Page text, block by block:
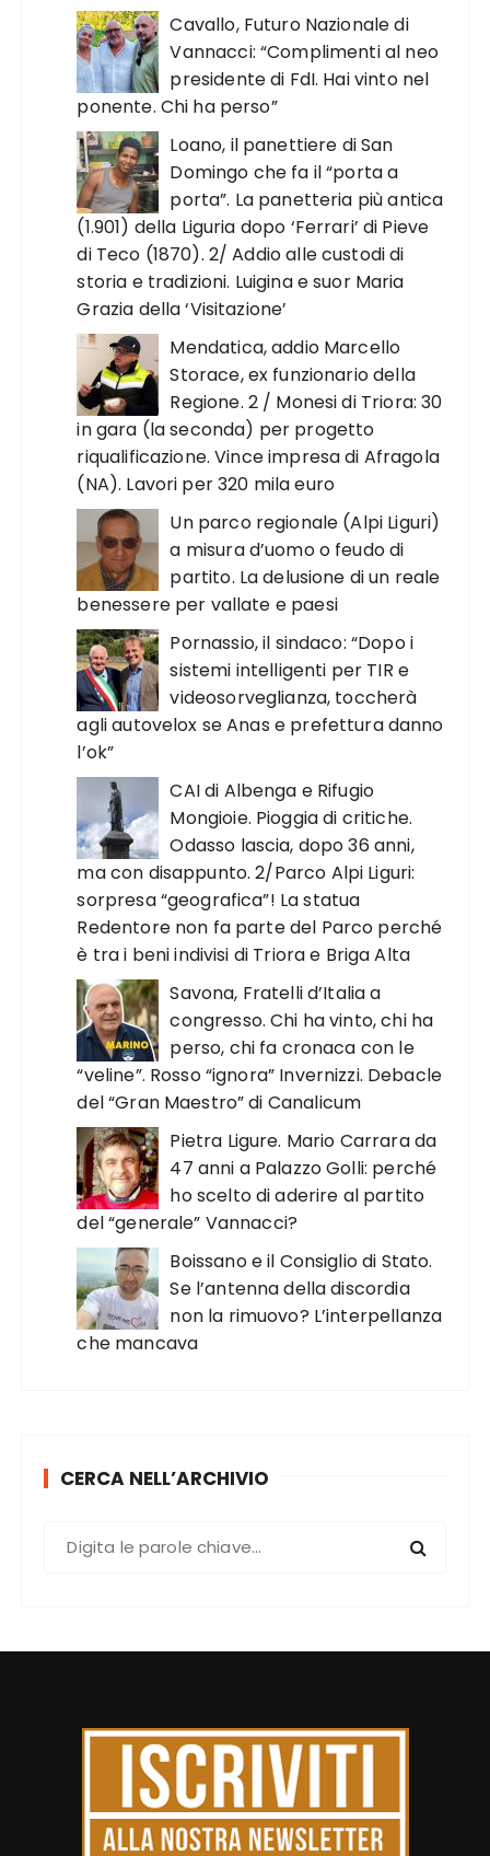
Cavallo, Futuro Nazionale di
Vannacci: “Complimenti al neo
presidente di FdI. Hai vinto nel
ponente. Chi ha perso”
Loano, il panettiere di San
Domingo che fa il “porta a
porta”. La panetteria più antica
(1.901) della Liguria dopo ‘Ferrari’ di Pieve
di Teco (1870). 2/ Addio alle custodi di
storia e tradizioni. Luigina e suor Maria
Grazia della ‘Visitazione’
Mendatica, addio Marcello
Storace, ex funzionario della
Regione. 2 / Monesi di Triora: 30
in gara (la seconda) per progetto
riqualificazione. Vince impresa di Afragola
(NA). Lavori per 320 mila euro
Un parco regionale (Alpi Liguri)
a misura d’uomo o feudo di
partito. La delusione di un reale
benessere per vallate e paesi
Pornassio, il sindaco: “Dopo i
sistemi intelligenti per TIR e
videosorveglianza, toccherà
agli autovelox se Anas e prefettura danno
l’ok”
CAI di Albenga e Rifugio
Mongioie. Pioggia di critiche.
Odasso lascia, dopo 36 anni,
ma con disappunto. 2/Parco Alpi Liguri:
sorpresa “geografica”! La statua
Redentore non fa parte del Parco perché
è tra i beni indivisi di Triora e Briga Alta
Savona, Fratelli d’Italia a
congresso. Chi ha vinto, chi ha
perso, chi fa cronaca con le
“veline”. Rosso “ignora” Invernizzi. Debacle
del “Gran Maestro” di Canalicum
Pietra Ligure. Mario Carrara da
47 anni a Palazzo Golli: perché
ho scelto di aderire al partito
del “generale” Vannacci?
Boissano e il Consiglio di Stato.
Se l’antenna della discordia
non la rimuovo? L’interpellanza
che mancava
CERCA NELL’ARCHIVIO